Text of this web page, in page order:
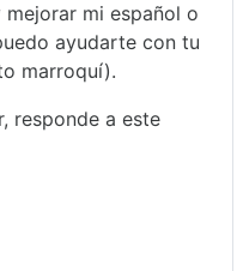
mi español o
ayudarte con tu
marroquí).
responde a este